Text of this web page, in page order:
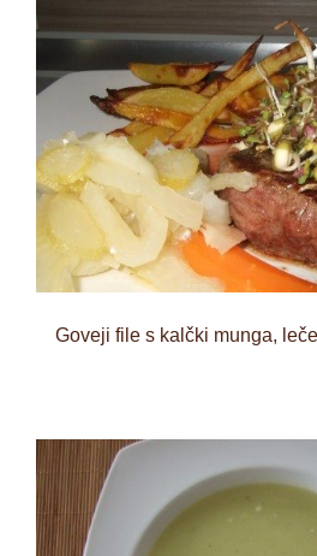
Goveji file s kalčki munga,